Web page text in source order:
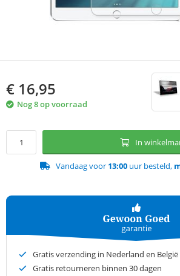
€ 16,95
Nog 8 op voorraad
In
Vandaag voor 13:00uur besteld,
Gratis verzending in Nederland en België
Gratis retourneren binnen 30 dagen